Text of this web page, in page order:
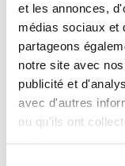
et les annonces,
médias sociaux et
partageons
notre site avec
publicité et
avec d'autres
ou qu'ils ont
services.